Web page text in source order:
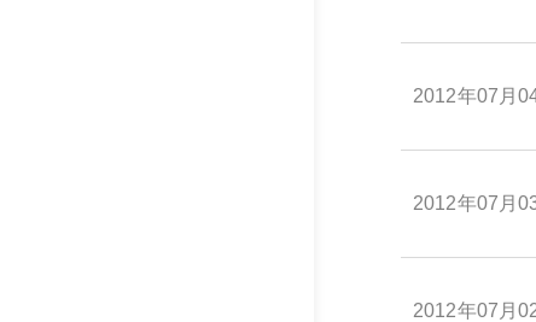
2012年07月
2012年07月
2012年07月